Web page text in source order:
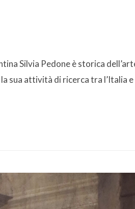
Silvia Pedone è storica
sua attività di ricerca tra